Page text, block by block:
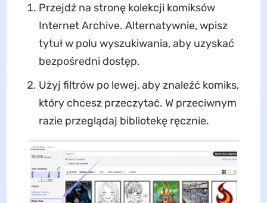
Przejdź na stronę kolekcji komiksów
Internet Archive. Alternatywnie, wpisz
tytuł w polu wyszukiwania, aby uzyskać
bezpośredni dostęp.
Użyj filtrów po lewej, aby znaleźć komiks,
który chcesz przeczytać. W przeciwnym
razie przeglądaj bibliotekę ręcznie.